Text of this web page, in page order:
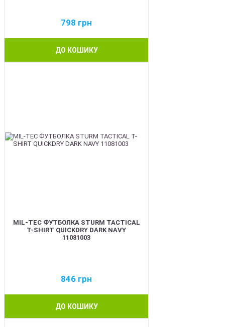
798 грн
ДО КОШИКУ
MIL-TEC ФУТБОЛКА STURM TACTICAL
T-SHIRT QUICKDRY DARK NAVY
11081003
846 грн
ДО КОШИКУ